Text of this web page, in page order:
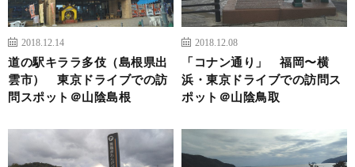
2018.12.14
道の駅キララ多伎（島根県出
雲市） 東京ドライブでの訪
問スポット＠山陰島根
2018.12.08
「コナン通り」 福岡〜横
浜・東京ドライブでの訪問ス
ポット＠山陰鳥取